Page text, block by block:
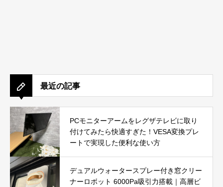
最近の記事
PCモニターアームをレグザテレビに取り
付けてみたら快適すぎた！VESA変換プレ
ートで実現した便利な使い方
デュアルウォータースプレー付き窓クリー
ナーロボット 6000Pa吸引力搭載｜高層ビ